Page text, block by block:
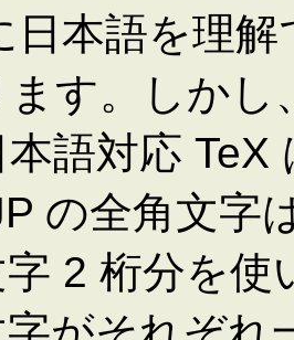
日本語を理
す。しかし
本語対応
の全角文字
2 桁分を使